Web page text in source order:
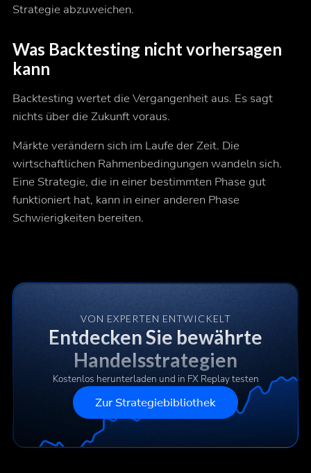
Strategie abzuweichen.
Was Backtesting nicht vorhersagen
kann
Backtesting wertet die Vergangenheit aus. Es sagt
nichts über die Zukunft voraus.
Märkte verändern sich im Laufe der Zeit. Die
wirtschaftlichen Rahmenbedingungen wandeln sich.
Eine Strategie, die in einer bestimmten Phase gut
funktioniert hat, kann in einer anderen Phase
Schwierigkeiten bereiten.
VON EXPERTEN ENTWICKELT
Entdecken Sie bewährte
Handelsstrategien
Kostenlos herunterladen und in FX Replay testen
Zur Strategiebibliothek